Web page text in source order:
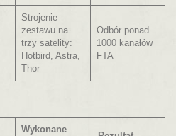
Strojenie
zestawu na
trzy satelity:
Hotbird, Astra,
Thor
Odbór ponad
1000 kanałów
FTA
Wykonane